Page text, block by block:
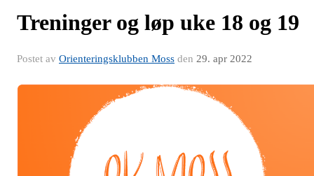
Treninger og løp uke 18 og 19
Postet av Orienteringsklubben Moss den 29. apr 2022